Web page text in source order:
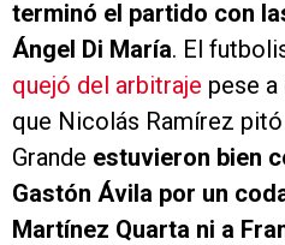
terminó el partido con
Ángel Di María. El
quejó del arbitraje pese
que Nicolás Ramírez
Grande estuvieron bien
Gastón Ávila por un
Martínez Quarta ni a